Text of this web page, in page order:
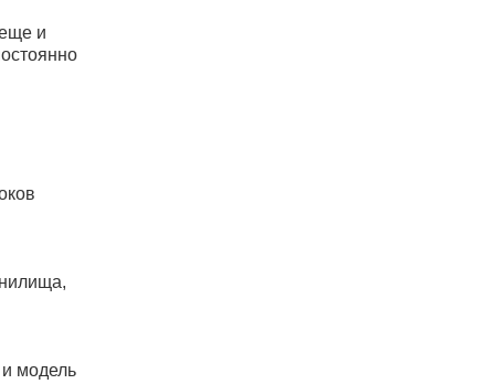
и
модель